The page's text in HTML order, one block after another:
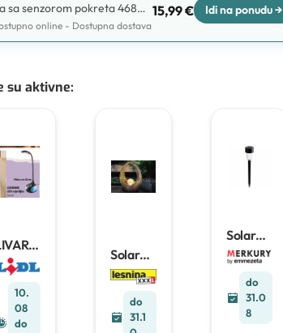
sa senzorom pokreta 46822
online - Dostupna dostava
15,99 € Idi na ponudu →
dostava
9,00 €
su aktivne:
LED
Komad
10.
08
do
Solarna
svjetiljk
a
do
31.1
Solarna
svjetiljk
a
do
31.0
8